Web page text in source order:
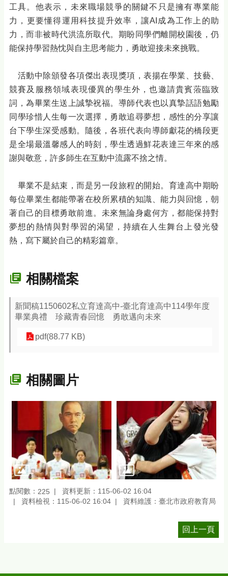
工具。他表示，未來職場競爭的關鍵不只是擁有專業能
力，更要懂得運用科技提升效率，讓AI成為工作上的助
力，而非被時代洪流所取代。期盼同學們離開校園後，仍
能保持學習熱忱與自主思考能力，勇敢迎接未來挑戰。
活動中除頒發各項傑出表現獎項，表揚在學業、技藝、
競賽及服務領域表現優異的學生外，也邀請貴賓蒞臨致
詞，為畢業生送上誠摯祝福。導師代表也以真摯話語勉勵
同學珍惜人生每一次選擇，勇敢追尋夢想，感性的分享讓
台下學生深受感動。隨後，各班代表向導師獻花的橋段更
是全場最溫馨感人的時刻，學生透過鮮花表達三年來的感
謝與敬意，許多師生在互動中流露不捨之情。
畢業不是結束，而是另一段旅程的開始。育達高中期盼
每位畢業生都能帶著在校所累積的知識、能力與回憶，朝
著自己的目標勇敢前進。未來無論身處何方，都能保持對
夢想的熱情與對學習的渴望，持續在人生舞台上發光發
熱，寫下屬於自己的精彩篇章。
相關檔案
新聞稿1150602私立育達高中-臺北育達高中114學年度
畢業典禮 珍藏青春回憶 勇敢邁向未來
pdf(88.77 KB)
相關圖片
點閱數： 225
資料更新：115-06-02 16:04
資料檢視：115-06-02 16:04
資料維護：臺北市政府教育局
回上一頁